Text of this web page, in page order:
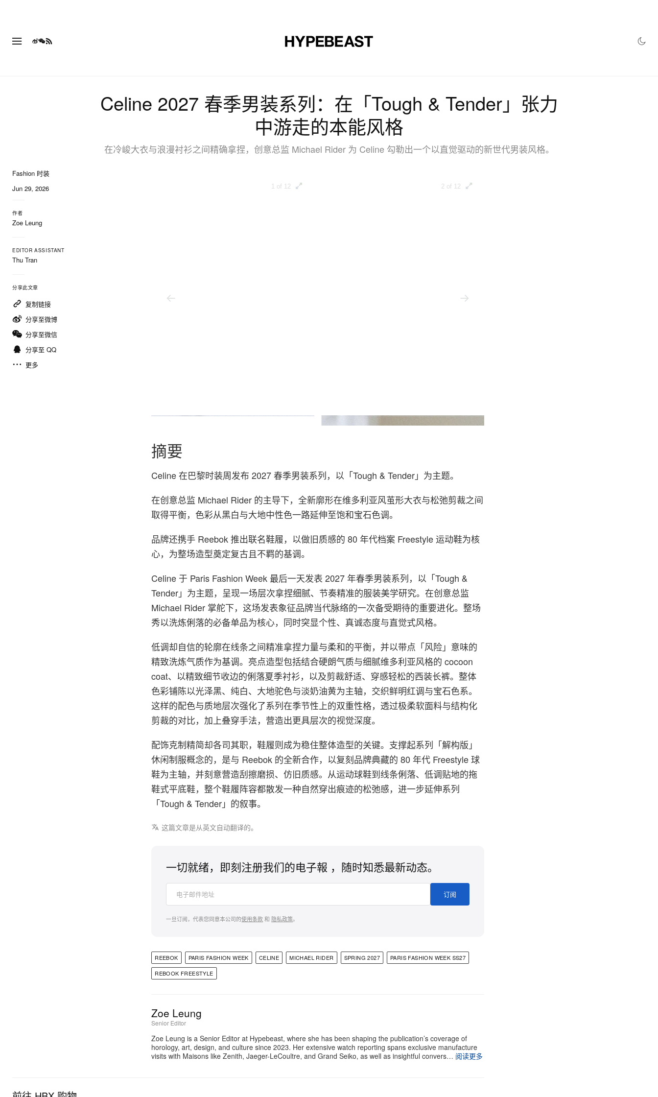
Celine 2027 春季男装系列：在「Tough & Tender」张力
中游走的本能风格
在冷峻大衣与浪漫衬衫之间精确拿捏，创意总监 Michael Rider 为 Celine 勾勒出一个以直觉驱动的新世代男装风格。
Fashion 时装
Jun 29, 2026
作者
Zoe Leung
EDITOR ASSISTANT
Thu Tran
分享此文章
复制链接
分享至微博
分享至微信
分享至 QQ
更多
1 of 12 2 of 12
摘要
Celine 在巴黎时装周发布 2027 春季男装系列，以「Tough & Tender」为主题。
在创意总监 Michael Rider 的主导下，全新廓形在维多利亚风茧形大衣与松弛剪裁之间
取得平衡，色彩从黑白与大地中性色一路延伸至饱和宝石色调。
品牌还携手 Reebok 推出联名鞋履，以做旧质感的 80 年代档案 Freestyle 运动鞋为核
心，为整场造型奠定复古且不羁的基调。
Celine 于 Paris Fashion Week 最后一天发表 2027 年春季男装系列，以「Tough &
Tender」为主题，呈现一场层次拿捏细腻、节奏精准的服装美学研究。在创意总监
Michael Rider 掌舵下，这场发表象征品牌当代脉络的一次备受期待的重要进化。整场
秀以洗炼俐落的必备单品为核心，同时突显个性、真诚态度与直觉式风格。
低调却自信的轮廓在线条之间精准拿捏力量与柔和的平衡，并以带点「风险」意味的
精致洗炼气质作为基调。亮点造型包括结合硬朗气质与细腻维多利亚风格的 cocoon
coat、以精致细节收边的俐落夏季衬衫，以及剪裁舒适、穿感轻松的西装长裤。整体
色彩铺陈以光泽黑、纯白、大地驼色与淡奶油黄为主轴，交织鲜明红调与宝石色系。
这样的配色与质地层次强化了系列在季节性上的双重性格，透过极柔软面料与结构化
剪裁的对比，加上叠穿手法，营造出更具层次的视觉深度。
配饰克制精简却各司其职，鞋履则成为稳住整体造型的关键。支撑起系列「解构版」
休闲制服概念的，是与 Reebok 的全新合作，以复刻品牌典藏的 80 年代 Freestyle 球
鞋为主轴，并刻意营造刮擦磨损、仿旧质感。从运动球鞋到线条俐落、低调贴地的拖
鞋式平底鞋，整个鞋履阵容都散发一种自然穿出痕迹的松弛感，进一步延伸系列
「Tough & Tender」的叙事。
这篇文章是从英文自动翻译的。
一切就绪，即刻注册我们的电子報 ，随时知悉最新动态。
订阅
一旦订阅，代表您同意本公司的使用条款和 隐私政策。
REEBOK PARIS FASHION WEEK CELINE MICHAEL RIDER SPRING 2027
PARIS FASHION WEEK SS27
REBOOK FREESTYLE
Zoe Leung
Senior Editor
Zoe Leung is a Senior Editor at Hypebeast, where she has been shaping the publication’s coverage of
horology, art, design, and culture since 2023. Her extensive watch reporting spans exclusive manufacture
visits with Maisons like Zenith, Jaeger-LeCoultre, and Grand Seiko, as well as insightful convers… 阅读更多